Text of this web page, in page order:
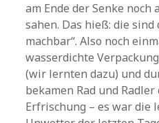
am Ende der Senke noch
sahen. Das hieß: die sind
machbar“. Also noch
wasserdichte
(wir lernten dazu) und
bekamen Rad und
Erfrischung – es war die